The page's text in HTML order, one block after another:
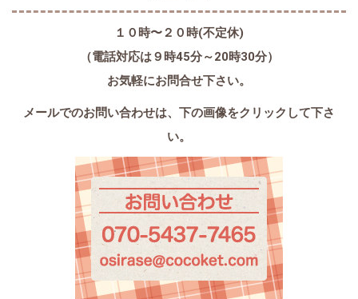
１０時〜２０時(不定休)
（電話対応は９時45分～20時30分）
お気軽にお問合せ下さい。
メールでのお問い合わせは、 下の画像をクリックして下さ
い。